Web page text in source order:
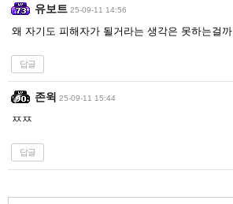
유보트 25-09-11 14:56
왜 자기도 피해자가 될거라는 생각은 못하는걸까
답글
존윅 25-09-11 15:44
ㅉㅉ
답글